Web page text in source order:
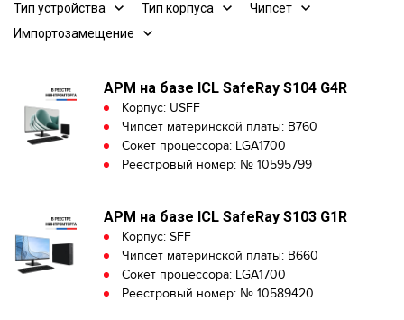
Тип устройства Тип корпуса
Чипсет
Импортозамещение
АРМ на базе ICL SafeRay S104 G4R
Корпус: USFF
Чипсет материнской платы: B760
Сокет процессора: LGA1700
Реестровый номер: № 10595799
АРМ на базе ICL SafeRay S103 G1R
Корпус: SFF
Чипсет материнской платы: B660
Сокет процессора: LGA1700
Реестровый номер: № 10589420